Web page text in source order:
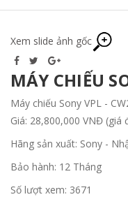
Xem slide ảnh gốc
MÁY CHIẾU
Máy chiếu Sony VPL -
Giá: 28,800,000 VNĐ (giá
Hãng sản xuất: Sony -
Bảo hành: 12 Tháng
Số lượt xem: 3671